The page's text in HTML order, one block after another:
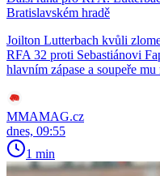
Bratislavském hradě
Joilton Lutterbach kvůli
RFA 32 proti Sebastiánovi
hlavním zápase a soupeře
MMAMAG.cz
dnes, 09:55
1 min